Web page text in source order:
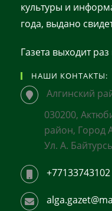
культуры и
года, выдано
Газета выходит
НАШИ КОНТАКТЫ:
Алгинский
030200,
район, Город
Ул. А.
+77133743102